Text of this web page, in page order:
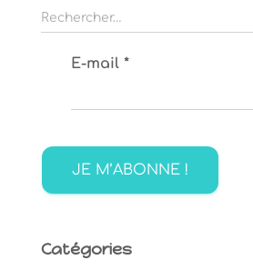
R
e
h
r
Rechercher…
E-mail *
Catégories